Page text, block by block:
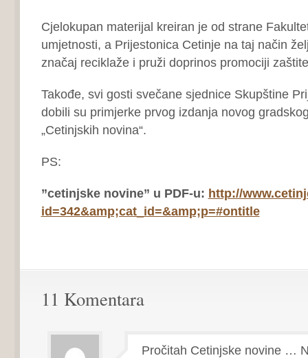
Cjelokupan materijal kreiran je od strane
umjetnosti, a Prijestonica Cetinje na taj način
značaj reciklaže i pruži doprinos promociji
Takođe, svi gosti svečane sjednice Skupštine
dobili su primjerke prvog izdanja novog
„Cetinjskih novina“.
PS:
”cetinjske novine” u PDF-u: http://
id=342&amp;cat_id=&amp;p=#ontitle
11 Komentara
Pročitah Cetinjske novine …